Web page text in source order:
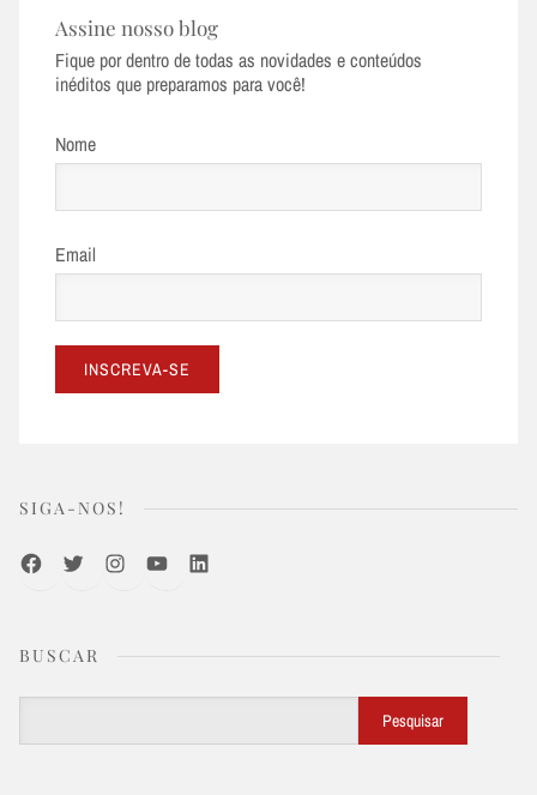
Assine nosso blog
Fique por dentro de todas as novidades e conteúdos
inéditos que preparamos para você!
Nome
Email
SIGA-NOS!
FacebookTwitterInstagramYoutubeLinkedIn
BUSCAR
Pesquisar